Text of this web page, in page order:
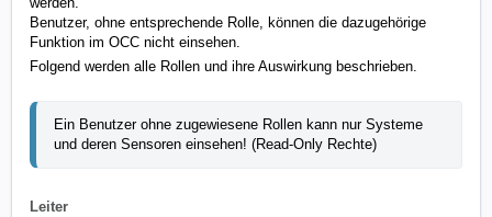
Benutzer, ohne entsprechende Rolle, können die dazugehörige
Funktion im OCC nicht einsehen.
Folgend werden alle Rollen und ihre Auswirkung beschrieben.
Ein Benutzer ohne zugewiesene Rollen kann nur Systeme
und deren Sensoren einsehen! (Read-Only Rechte)
Leiter